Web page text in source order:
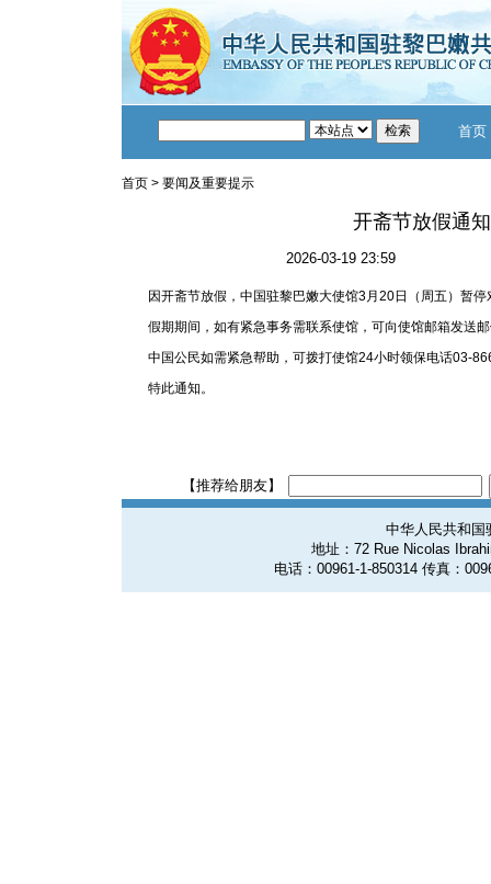
首页
首页 > 要闻及重要提示
开斋节放假通知
2026-03-19 23:59
因开斋节放假，中国驻黎巴嫩大使馆3月20日（周五）暂
假期期间，如有紧急事务需联系使馆，可向使馆邮箱发送
中国公民如需紧急帮助，可拨打使馆24小时领保电话03-
特此通知。
【推荐给朋友】
中华人民共和国
地址：72 Rue Nicolas
电话：00961-1-850314 传真：